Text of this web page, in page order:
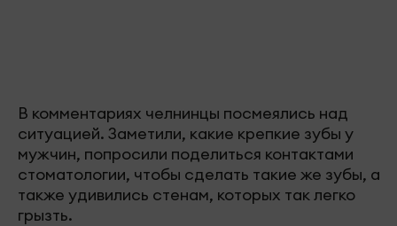
В комментариях челнинцы посмеялись над
ситуацией. Заметили, какие крепкие зубы у
мужчин, попросили поделиться контактами
стоматологии, чтобы сделать такие же зубы, а
также удивились стенам, которых так легко
грызть.